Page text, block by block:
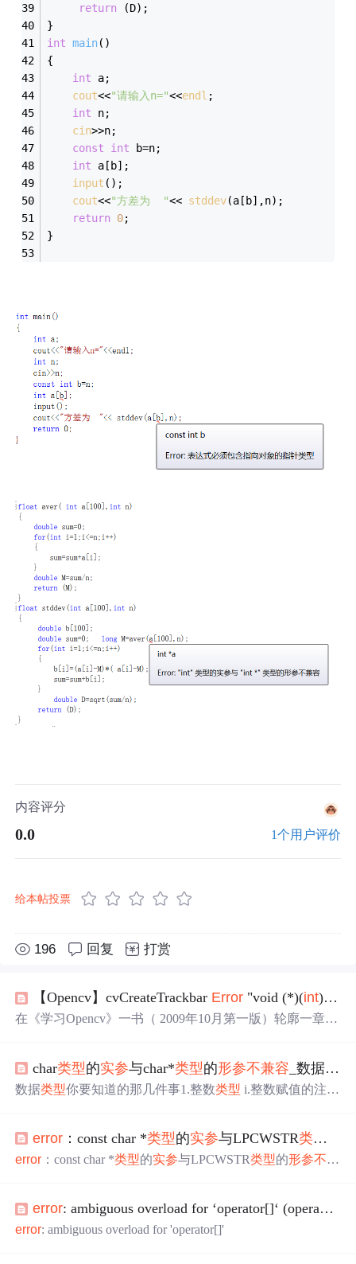
return (D);
}
int main()
{
int a;
cout<<"请输入n="<<endl ;
int n;
cin>>n;
const
int b=n;
int a[b];
input ();
cout<<"方差为  "<< stddev(a[b],n);
return 0;
}
内容评分
0.0 1个用户评价
给本帖投票
196 回复 打赏
【Opencv】cvCreateTrackbar Error "void (*)(int)" 类
在《学习Opencv》一书（ 2009年10月第一版）轮廓一章
是我们现在常用的opencv2库函数对opencv中的cvCreateTrac
kbar函数做了小的修改，因此我们将回调函数放在了一个
char类型的实参与char*类型的形参不兼容 _数据类型
数据类型你要知道的那几件事1.整数类型 i.整数赋值的注意
个整数后面加L或l。- 在java中给byte和short赋值时，只要
整数没有超过byte和short的范围就可以正常赋值。 - 如果碰
error ：const char *类型的实参与LPCWSTR类型
error ：const char *类型的实参与LPCWSTR类型的形参不兼
error: ambiguous overload for ‘operator[]‘ (operand types are ‘CXmlNode‘ and ‘
error: ambiguous overload for 'operator[]'